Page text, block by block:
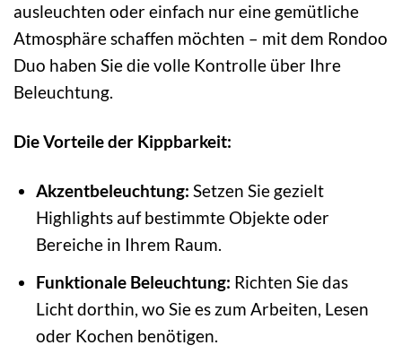
ausleuchten oder einfach nur eine gemütliche
Atmosphäre schaffen möchten – mit dem Rondoo
Duo haben Sie die volle Kontrolle über Ihre
Beleuchtung.
Die Vorteile der Kippbarkeit:
Akzentbeleuchtung: Setzen Sie gezielt
Highlights auf bestimmte Objekte oder
Bereiche in Ihrem Raum.
Funktionale Beleuchtung: Richten Sie das
Licht dorthin, wo Sie es zum Arbeiten, Lesen
oder Kochen benötigen.